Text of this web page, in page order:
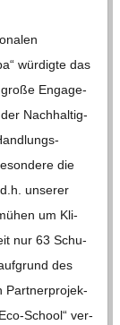
wür­digte das
große Enga­ge­
Nach­hal­tig­
die
unse­rer
um Kli­
nur 63 Schu­
des
Part­ner­pro­jek­
School“ ver­